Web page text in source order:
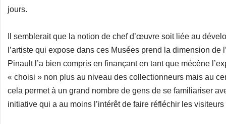
jours.
Il semblerait que la notion de chef d’œuvre soit liée au
l’artiste qui expose dans ces Musées prend la dimension de
Pinault l’a bien compris en finançant en tant que mécène
« choisi » non plus au niveau des collectionneurs mais au
cela permet à un grand nombre de gens de se familiariser
initiative qui a au moins l’intérêt de faire réfléchir les